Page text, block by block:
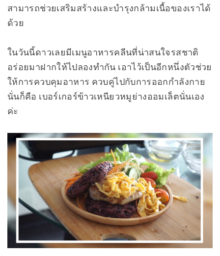
สามารถช่วยเสริมสร้างและบำรุงกล้ามเนื้อของเราได้
ด้วย
ในวันนี้ดาวเลยมีเมนูอาหารคลีนที่น่าสนใจรสชาติ
อร่อยมาฝากให้ไปลองทำกัน เอาไว้เป็นอีกหนึ่งตัวช่วย
ให้การควบคุมอาหาร ควบคู่ไปกับการออกกำลังกาย
นั่นก็คือ เบอร์เกอร์ข้าวเหนียวหมูย่างออมเล็ตนั่นเอง
ค่ะ